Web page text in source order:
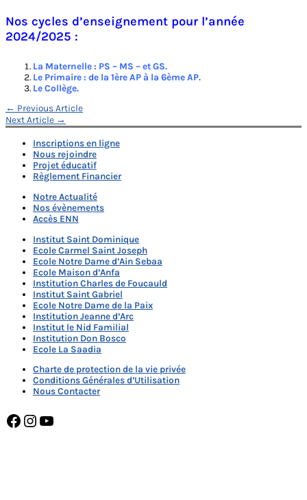
Nos cycles d’enseignement pour l’année
2024/2025 :
La Maternelle : PS – MS – et GS.
Le Primaire : de la 1ère AP à la 6ème AP.
Le Collège.
Navigation
de
l’article
← Previous Article
Next Article →
Inscriptions en ligne
Nous rejoindre
Projet éducatif
Règlement Financier
Notre Actualité
Nos évènements
Accès ENN
Institut Saint Dominique
Ecole Carmel Saint Joseph
Ecole Notre Dame d’Ain Sebaa
Ecole Maison d’Anfa
Institution Charles de Foucauld
Institut Saint Gabriel
Ecole Notre Dame de la Paix
Institution Jeanne d’Arc
Institut le Nid Familial
Institution Don Bosco
Ecole La Saadia
Charte de protection de la vie privée
Conditions Générales d’Utilisation
Nous Contacter
Facebook
Instagram
YouTube